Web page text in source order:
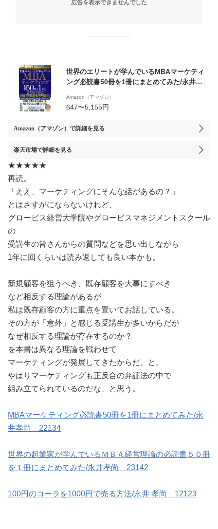
広告を表示できませんでした
世界のエリートが学んでいるMBAマーケティ
ング必読書50冊を1冊にまとめてみた/永井孝
Amazon（アマゾン）
647〜5,155円
Amazon（アマゾン） で詳細を見る
楽天市場で詳細を見る
★★★★★
再読。
「ええ、マーケティングにそんな話があるの？」
とはさすがにならないけれど、
グロービス経営大学院やグロービスマネジメントスクール
の
受講生の皆さんからの質問などを思い出しながら
1年に回くらいは読み返しても良い本かも。
新規顧客を狙うべき、既存顧客を大事にすべき
など相反する理論があるが
私は既存顧客の方に重点を置いてお話している。
その方が「意外」と感じる受講生が多いからだが
なぜ相反する理論が存在するのか？
を本書は異なる理論を戦わせて
マーケティングが発展してきたからだ、と。
やはりマーケティングも正反合の弁証法の中で
組み立てられているのだな、と思う。
MBAマーケティング必読書50冊を1冊にまとめてみた/永
井孝尚 22134
世界の起業家が学んでいるＭＢＡ経営理論の必読書５０冊
を１冊にまとめてみた/永井孝尚 23142
100円のコーラを1000円で売る方法/永井 孝尚 12123